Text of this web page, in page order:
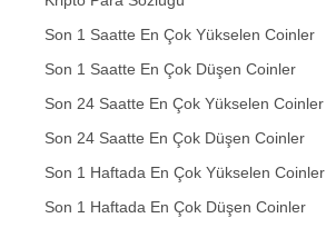
Son 1 Saatte En Çok Yükselen Coinler
Son 1 Saatte En Çok Düşen Coinler
Son 24 Saatte En Çok Yükselen Coinler
Son 24 Saatte En Çok Düşen Coinler
Son 1 Haftada En Çok Yükselen Coinler
Son 1 Haftada En Çok Düşen Coinler